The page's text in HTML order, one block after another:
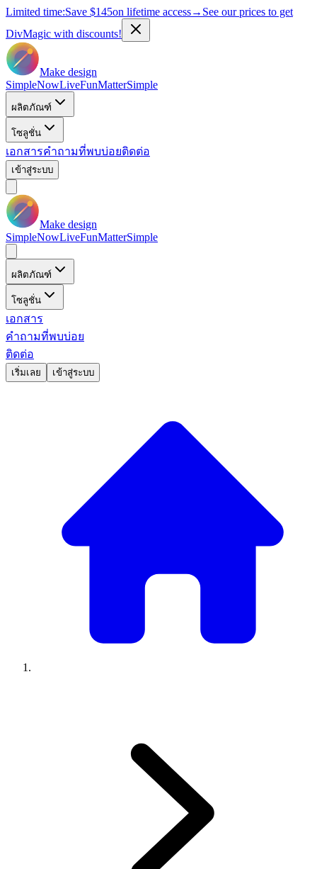
Limited time:Save $145on lifetime access→ See our prices to get
DivMagic with discounts!
Make design
SimpleNowLiveFunMatterSimple
ผลิตภัณฑ์
โซลูชั่น
เอกสารคำถามที่พบบ่อยติดต่อ
เข้าสู่ระบบ
Make design
SimpleNowLiveFunMatterSimple
ผลิตภัณฑ์
โซลูชั่น
เอกสาร
คำถามที่พบบ่อย
ติดต่อ
เริ่มเลย เข้าสู่ระบบ